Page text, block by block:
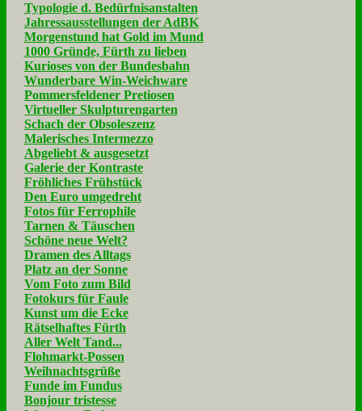
Typologie d. Bedürfnisanstalten
Jahressausstellungen der AdBK
Morgenstund hat Gold im Mund
1000 Gründe, Fürth zu lieben
Kurioses von der Bundesbahn
Wunderbare Win-Weichware
Pommersfeldener Pretiosen
Virtueller Skulpturengarten
Schach der Obsoleszenz
Malerisches Intermezzo
Abgeliebt & ausgesetzt
Galerie der Kontraste
Fröhliches Frühstück
Den Euro umgedreht
Fotos für Ferrophile
Tarnen & Täuschen
Schöne neue Welt?
Dramen des Alltags
Platz an der Sonne
Vom Foto zum Bild
Fotokurs für Faule
Kunst um die Ecke
Rätselhaftes Fürth
Aller Welt Tand...
Flohmarkt-Possen
Weihnachtsgrüße
Funde im Fundus
Bonjour tristesse